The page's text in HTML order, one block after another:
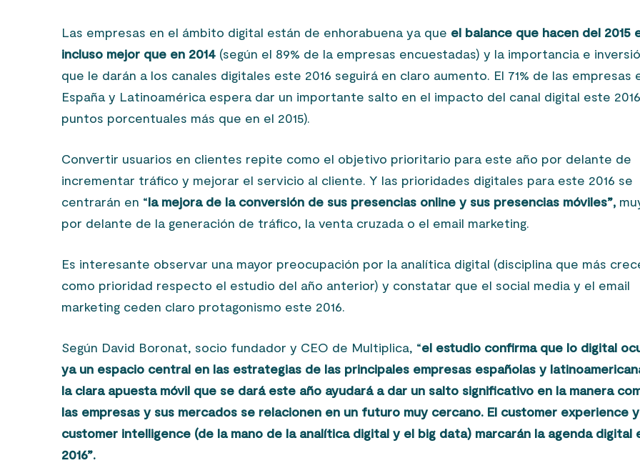
Las empresas en el ámbito digital están de enhorabuena ya que el balance que hacen del 2015
incluso mejor que en 2014 (según el 89% de la empresas encuestadas) y la importancia e
que le darán a los canales digitales este 2016 seguirá en claro aumento. El 71% de las empresas
España y Latinoamérica espera dar un importante salto en el impacto del canal digital este
puntos porcentuales más que en el 2015).
Convertir usuarios en clientes repite como el objetivo prioritario para este año por delante de
incrementar tráfico y mejorar el servicio al cliente. Y las prioridades digitales para este 2016 se
centrarán en “la mejora de la conversión de sus presencias online y sus presencias móviles”,
por delante de la generación de tráfico, la venta cruzada o el email marketing.
Es interesante observar una mayor preocupación por la analítica digital (disciplina que más
como prioridad respecto el estudio del año anterior) y constatar que el social media y el email
marketing ceden claro protagonismo este 2016.
Según David Boronat, socio fundador y CEO de Multiplica, “el estudio confirma que lo digital
ya un espacio central en las estrategias de las principales empresas españolas y
la clara apuesta móvil que se dará este año ayudará a dar un salto significativo en la manera
las empresas y sus mercados se relacionen en un futuro muy cercano. El customer experience
customer intelligence (de la mano de la analítica digital y el big data) marcarán la agenda digital
2016”.